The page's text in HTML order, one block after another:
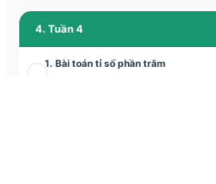
4. Tuần 4
1. Bài toán tỉ số phần trăm